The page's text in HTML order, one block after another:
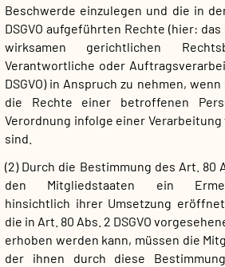
Beschwerde einzulegen und die in
DSGVO aufgeführten Rechte (hier:
wirksamen gerichtlichen
Verantwortliche oder
DSGVO) in Anspruch zu nehmen,
die Rechte einer betroffenen
Verordnung infolge einer
sind.
(2) Durch die Bestimmung des Art. 80
den Mitgliedstaaten ein
hinsichtlich ihrer Umsetzung
die in Art. 80 Abs. 2 DSGVO
erhoben werden kann, müssen die
der ihnen durch diese